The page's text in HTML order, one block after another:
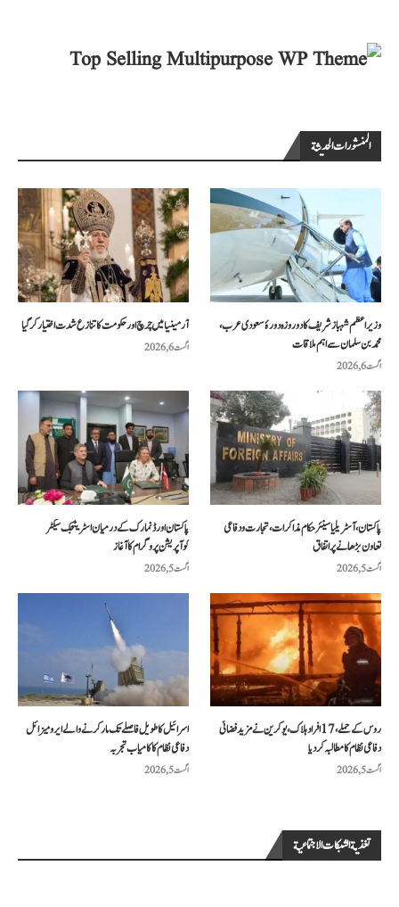
المنشورات الحديثة
آرمینیا میں چرچ اور حکومت کا تنازع شدت اختیار کر گیا
اگست 6, 2026
وزیراعظم شہباز شریف کا دو روزہ دورۂ سعودی عرب،
محمد بن سلمان سے اہم ملاقات
اگست 6, 2026
پاکستان اور ڈنمارک کے درمیان اسٹریٹجک سیکٹر
کوآپریشن پروگرام کا آغاز
اگست 5, 2026
پاکستان، آسٹریلیا سینئر حکام مذاکرات، تجارت و دفاعی
تعاون بڑھانے پر اتفاق
اگست 5, 2026
اسرائیل کا طویل فاصلے تک مار کرنے والے ایرو میزائل
دفاعی نظام کا کامیاب تجربہ
اگست 5, 2026
روس کے حملے، 17 افراد ہلاک، یوکرین نے مزید فضائی
دفاعی نظام کا مطالبہ کر دیا
اگست 5, 2026
تغذية الشبكات الاجتماعية